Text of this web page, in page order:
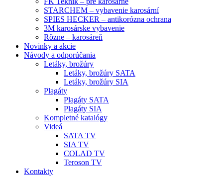
STARCHEM – vybavenie karosární
SPIES HECKER – antikorózna ochrana
3M karosárske vybavenie
Rôzne – karosáreň
Novinky a akcie
Návody a odporúčania
Letáky, brožúry
Letáky, brožúry SATA
Letáky, brožúry SIA
Plagáty
Plagáty SATA
Plagáty SIA
Kompletné katalógy
Videá
SATA TV
SIA TV
COLAD TV
Teroson TV
Kontakty